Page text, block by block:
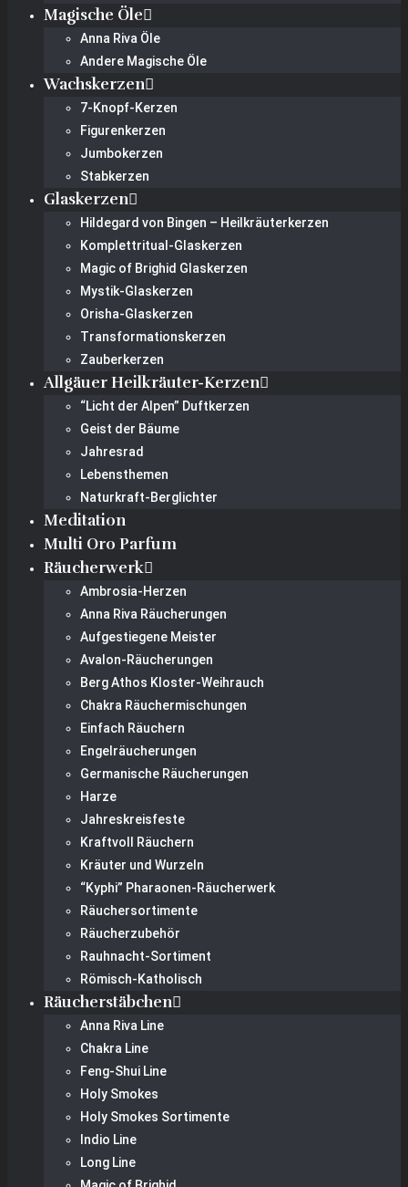
Magische Öle
Anna Riva Öle
Andere Magische Öle
Wachskerzen
7-Knopf-Kerzen
Figurenkerzen
Jumbokerzen
Stabkerzen
Glaskerzen
Hildegard von Bingen – Heilkräuterkerzen
Komplettritual-Glaskerzen
Magic of Brighid Glaskerzen
Mystik-Glaskerzen
Orisha-Glaskerzen
Transformationskerzen
Zauberkerzen
Allgäuer Heilkräuter-Kerzen
“Licht der Alpen” Duftkerzen
Geist der Bäume
Jahresrad
Lebensthemen
Naturkraft-Berglichter
Meditation
Multi Oro Parfum
Räucherwerk
Ambrosia-Herzen
Anna Riva Räucherungen
Aufgestiegene Meister
Avalon-Räucherungen
Berg Athos Kloster-Weihrauch
Chakra Räuchermischungen
Einfach Räuchern
Engelräucherungen
Germanische Räucherungen
Harze
Jahreskreisfeste
Kraftvoll Räuchern
Kräuter und Wurzeln
“Kyphi” Pharaonen-Räucherwerk
Räuchersortimente
Räucherzubehör
Rauhnacht-Sortiment
Römisch-Katholisch
Räucherstäbchen
Anna Riva Line
Chakra Line
Feng-Shui Line
Holy Smokes
Holy Smokes Sortimente
Indio Line
Long Line